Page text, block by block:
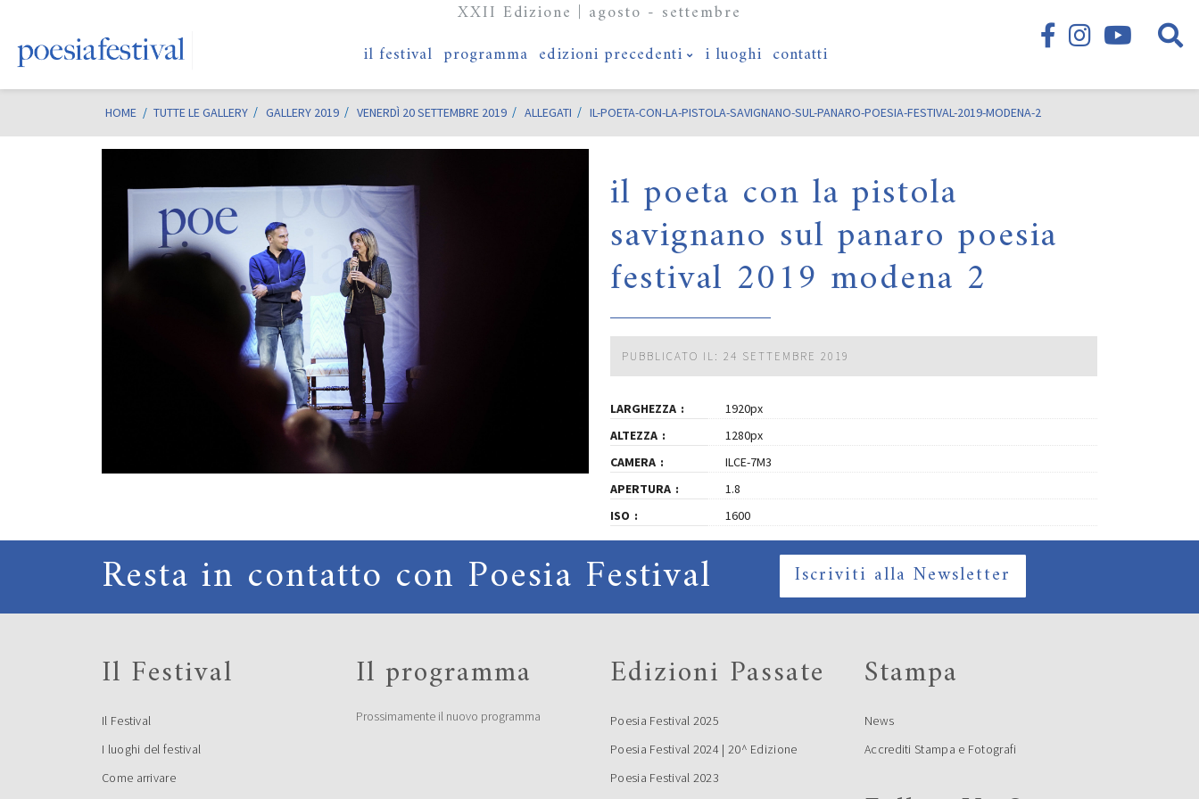
XXII Edizione | agosto - settembre
il festival programma edizioni precedenti i luoghi contatti
HOME / TUTTE LE GALLERY GALLERY 2019 VENERDÌ 20 SETTEMBRE 2019 ALLEGATI IL-POETA-CON-LA-PISTOLA-SAVIGNANO-SUL-PANARO-POESIA-FESTIVAL-2019-MODENA-2
il poeta con la pistola
savignano sul panaro poesia
festival 2019 modena 2
PUBBLICATO IL: 24 SETTEMBRE 2019
LARGHEZZA
1920px
ALTEZZA
1280px
CAMERA
ILCE-7M3
APERTURA
1.8
ISO
1600
Resta in contatto con Poesia Festival Iscriviti alla Newsletter
Il Festival
Il Festival
I luoghi del festival
Come arrivare
Il programma
Prossimamente il nuovo programma
Edizioni Passate
Poesia Festival 2025
Poesia Festival 2024 | 20^ Edizione
Poesia Festival 2023
Stampa
News
Accrediti Stampa e Fotografi